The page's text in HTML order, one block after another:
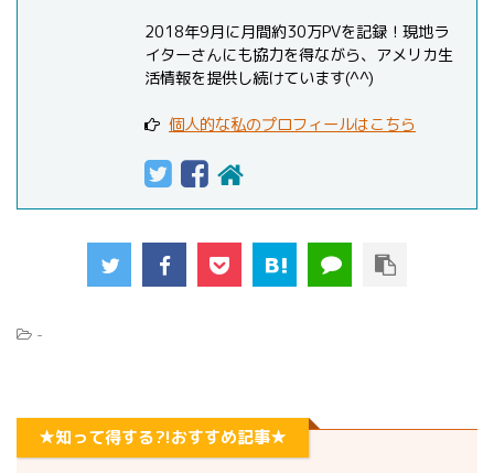
2018年9月に月間約30万PVを記録！現地ラ
イターさんにも協力を得ながら、アメリカ生
活情報を提供し続けています(^^)
個人的な私のプロフィールはこちら
-
★知って得する?!おすすめ記事★